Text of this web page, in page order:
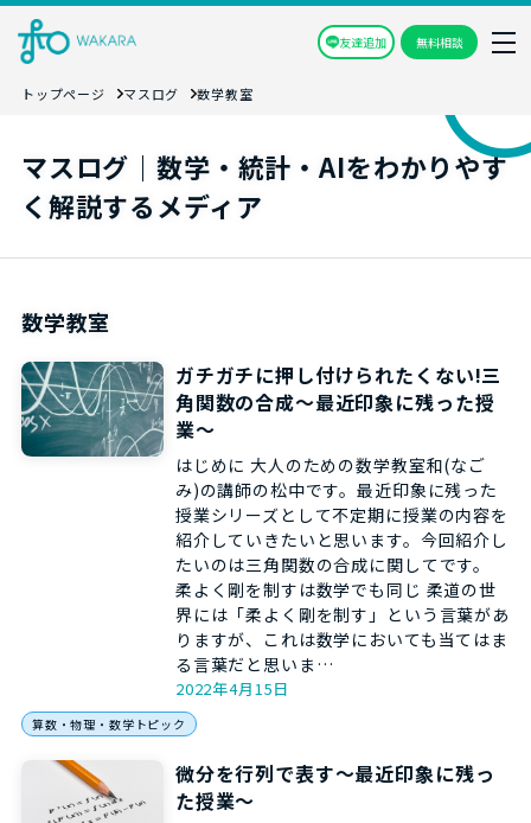
友達追加 無料相談
トップページ マスログ 数学教室
マスログ｜数学・統計・AIをわかりやす
く解説するメディア
数学教室
ガチガチに押し付けられたくない!三
角関数の合成～最近印象に残った授
業～
はじめに 大人のための数学教室和(なご
み)の講師の松中です。最近印象に残った
授業シリーズとして不定期に授業の内容を
紹介していきたいと思います。今回紹介し
たいのは三角関数の合成に関してです。
柔よく剛を制すは数学でも同じ 柔道の世
界には「柔よく剛を制す」という言葉があ
りますが、これは数学においても当てはま
る言葉だと思いま…
2022年4月15日
算数・物理・数学トピック
微分を行列で表す～最近印象に残っ
た授業～